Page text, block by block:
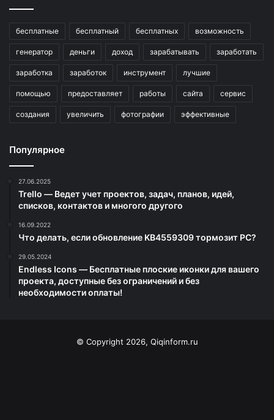
бесплатные бесплатный бесплатных возможность
генератор деньги доход зарабатывать заработать
заработка заработок инструмент лучшие
помощью предоставляет работы сайта сервис
создания увеличить фотографии эффективные
Популярное
27.06.2025
Trello — Ведет учет проектов, задач, планов, идей,
списков, контактов и многого другого
16.09.2022
Что делать, если обновление KB4559309 тормозит PC?
29.05.2024
Endless Icons — Бесплатные плоские иконки для вашего
проекта, доступные без ограничений и без
необходимости оплаты!
© Copyright 2026, Qiqinform.ru